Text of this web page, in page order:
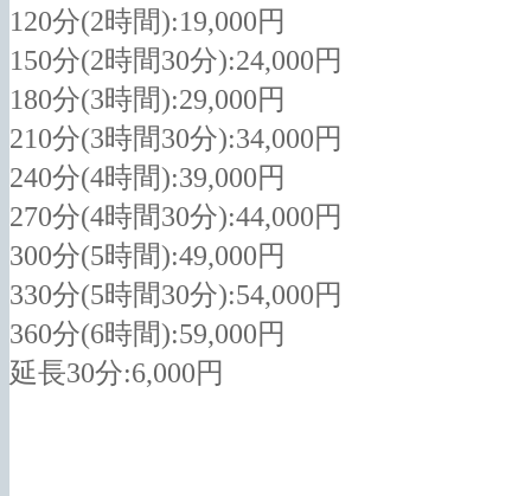
120分(2時間):19,000円
150分(2時間30分):24,000円
180分(3時間):29,000円
210分(3時間30分):34,000円
240分(4時間):39,000円
270分(4時間30分):44,000円
300分(5時間):49,000円
330分(5時間30分):54,000円
360分(6時間):59,000円
延長30分:6,000円